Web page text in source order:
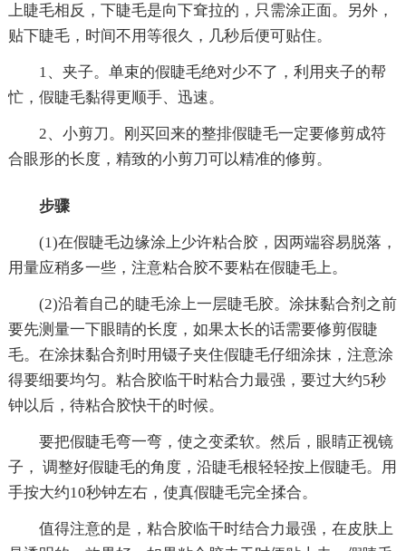
上睫毛相反，下睫毛是向下耷拉的，只需涂正面。另外，
贴下睫毛，时间不用等很久，几秒后便可贴住。
1、夹子。单束的假睫毛绝对少不了，利用夹子的帮
忙，假睫毛黏得更顺手、迅速。
2、小剪刀。刚买回来的整排假睫毛一定要修剪成符
合眼形的长度，精致的小剪刀可以精准的修剪。
步骤
(1)在假睫毛边缘涂上少许粘合胶，因两端容易脱落，
用量应稍多一些，注意粘合胶不要粘在假睫毛上。
(2)沿着自己的睫毛涂上一层睫毛胶。涂抹黏合剂之前
要先测量一下眼睛的长度，如果太长的话需要修剪假睫
毛。在涂抹黏合剂时用镊子夹住假睫毛仔细涂抹，注意涂
得要细要均匀。粘合胶临干时粘合力最强，要过大约5秒
钟以后，待粘合胶快干的时候。
要把假睫毛弯一弯，使之变柔软。然后，眼睛正视镜
子， 调整好假睫毛的角度，沿睫毛根轻轻按上假睫毛。用
手按大约10秒钟左右，使真假睫毛完全揉合。
值得注意的是，粘合胶临干时结合力最强，在皮肤上